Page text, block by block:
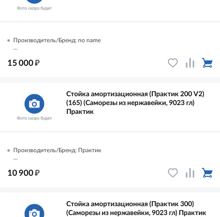
Производитель/Бренд: no name
...
15 000₽
Стойка амортизационная (Практик 200 V2)
(165) (Саморезы из нержавейки, 9023 гл)
Практик
Производитель/Бренд: Практик
...
10 900₽
Стойка амортизационная (Практик 300)
(Саморезы из нержавейки, 9023 гл) Практик